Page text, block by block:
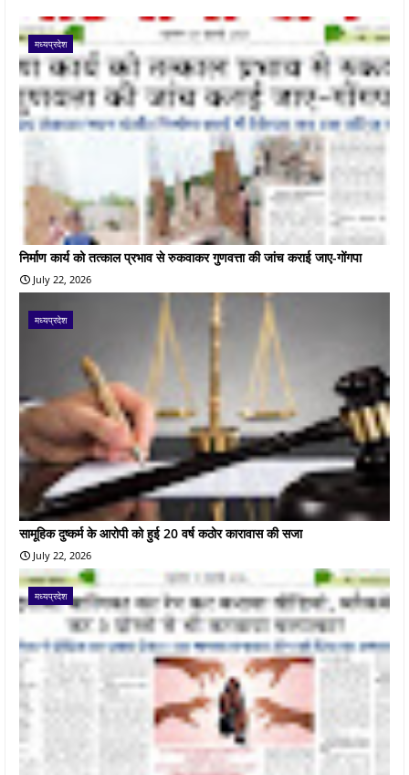
मध्यप्रदेश
निर्माण कार्य को तत्काल प्रभाव से रुकवाकर गुणवत्ता की जांच कराई जाए-गोंगपा
July 22, 2026
मध्यप्रदेश
सामूहिक दुष्कर्म के आरोपी को हुई 20 वर्ष कठोर कारावास की सजा
July 22, 2026
मध्यप्रदेश